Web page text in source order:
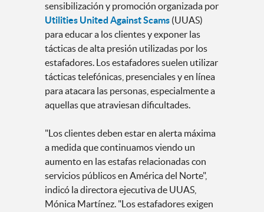
sensibilización y promoción organizada por
Utilities United Against Scams (UUAS)
para educar a los clientes y exponer las
tácticas de alta presión utilizadas por los
estafadores. Los estafadores suelen utilizar
tácticas telefónicas, presenciales y en línea
para atacara las personas, especialmente a
aquellas que atraviesan dificultades.
"Los clientes deben estar en alerta máxima
a medida que continuamos viendo un
aumento en las estafas relacionadas con
servicios públicos en América del Norte",
indicó la directora ejecutiva de UUAS,
Mónica Martínez. "Los estafadores exigen